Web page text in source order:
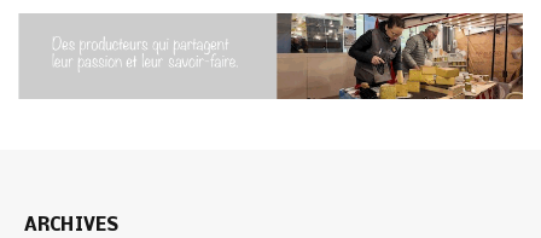
ARCHIVES